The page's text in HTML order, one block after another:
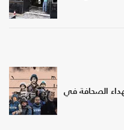
شهداء الصحافة في